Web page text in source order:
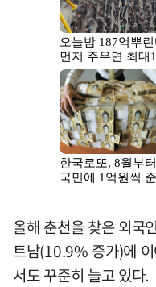
올해 춘천을 찾은 외국
트남(10.9% 증가)에
서도 꾸준히 늘고 있다.